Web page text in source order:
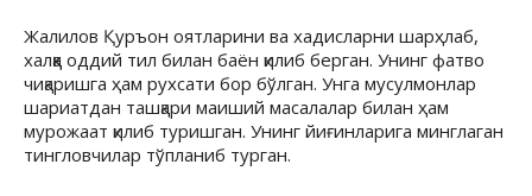
Жалилов Қуръон оятларини ва хадисларни шарҳлаб,
халққа оддий тил билан баён қилиб берган. Унинг фатво
чиқаришга ҳам рухсати бор бўлган. Унга мусулмонлар
шариатдан ташқари маиший масалалар билан ҳам
мурожаат қилиб туришган. Унинг йиғинларига минглаган
тингловчилар тўпланиб турган.